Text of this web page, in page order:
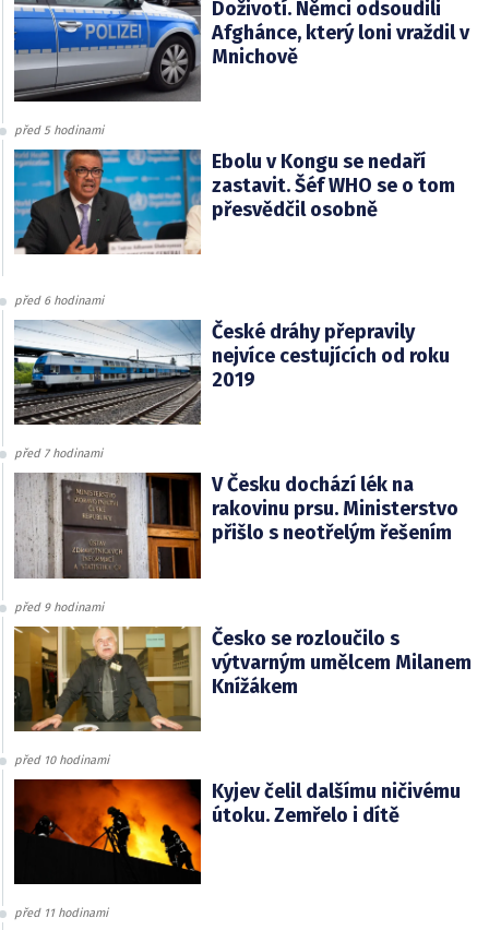
Doživotí. Němci odsoudili
Afghánce, který loni vraždil v
Mnichově
před 5 hodinami
Ebolu v Kongu se nedaří
zastavit. Šéf WHO se o tom
přesvědčil osobně
před 6 hodinami
České dráhy přepravily
nejvíce cestujících od roku
2019
před 7 hodinami
V Česku dochází lék na
rakovinu prsu. Ministerstvo
přišlo s neotřelým řešením
před 9 hodinami
Česko se rozloučilo s
výtvarným umělcem Milanem
Knížákem
před 10 hodinami
Kyjev čelil dalšímu ničivému
útoku. Zemřelo i dítě
před 11 hodinami